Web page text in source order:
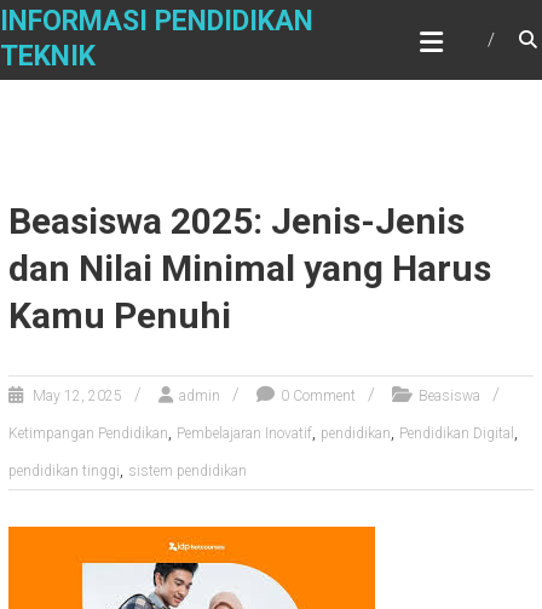
Skip
content
INFORMASI PENDIDIKAN
TEKNIK
Beasiswa 2025: Jenis-Jenis
dan Nilai Minimal yang Harus
Kamu Penuhi
May 12, 2025 admin 0 Comment Beasiswa
Ketimpangan Pendidikan, Pembelajaran Inovatif, pendidikan, Pendidikan Digital ,
pendidikan tinggi, sistem pendidikan